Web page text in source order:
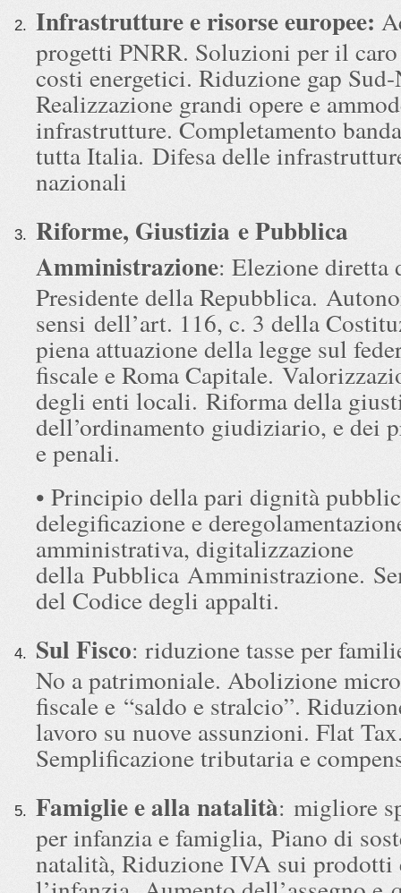
Infrastrutture e risorse europee:
progetti PNRR. Soluzioni per il
costi energetici. Riduzione gap
Realizzazione grandi opere e
infrastrutture. Completamento
tutta Italia. Difesa delle
nazionali
Riforme, Giustizia e Pubblica
Amministrazione: Elezione diretta
Presidente della Repubblica.
sensi dell’art. 116, c. 3 della
piena attuazione della legge sul
fiscale e Roma Capitale.
degli enti locali. Riforma della
dell’ordinamento giudiziario, e dei
e penali.
• Principio della pari dignità
delegificazione e
amministrativa, digitalizzazione
della Pubblica Amministrazione.
del Codice degli appalti.
Sul Fisco: riduzione tasse per
No a patrimoniale. Abolizione
fiscale e “saldo e stralcio”.
lavoro su nuove assunzioni. Flat
Semplificazione tributaria e
Famiglie e alla natalità: migliore
per infanzia e famiglia, Piano di
natalità, Riduzione IVA sui prodotti